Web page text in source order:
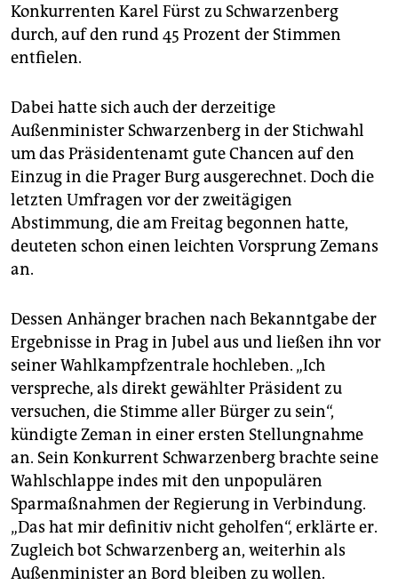
epaper login
Konkurrenten Karel Fürst zu Schwarzenberg
durch, auf den rund 45 Prozent der Stimmen
entfielen.
Dabei hatte sich auch der derzeitige
Außenminister Schwarzenberg in der Stichwahl
um das Präsidentenamt gute Chancen auf den
Einzug in die Prager Burg ausgerechnet. Doch die
letzten Umfragen vor der zweitägigen
Abstimmung, die am Freitag begonnen hatte,
deuteten schon einen leichten Vorsprung Zemans
an.
Dessen Anhänger brachen nach Bekanntgabe der
Ergebnisse in Prag in Jubel aus und ließen ihn vor
seiner Wahlkampfzentrale hochleben. „Ich
verspreche, als direkt gewählter Präsident zu
versuchen, die Stimme aller Bürger zu sein“,
kündigte Zeman in einer ersten Stellungnahme
an. Sein Konkurrent Schwarzenberg brachte seine
Wahlschlappe indes mit den unpopulären
Sparmaßnahmen der Regierung in Verbindung.
„Das hat mir definitiv nicht geholfen“, erklärte er.
Zugleich bot Schwarzenberg an, weiterhin als
Außenminister an Bord bleiben zu wollen.